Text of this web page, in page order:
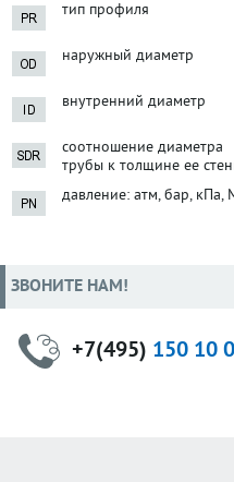
тип профиля
наружный диаметр
внутренний диаметр
соотношение диаметра
трубы к толщине ее
давление: атм, бар, кПа,
ЗВОНИТЕ НАМ!
+7(495) 150 10